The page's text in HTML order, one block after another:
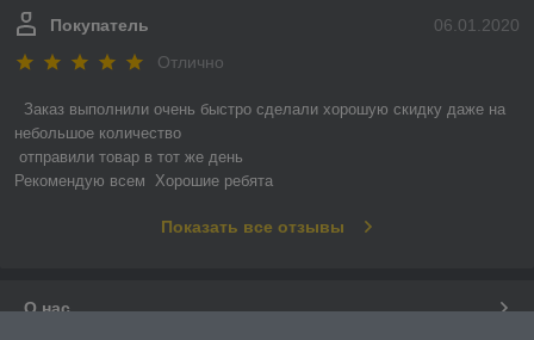
06.01.2020
Покупатель
Отлично
Заказ выполнили очень быстро сделали хорошую скидку даже на
небольшое количество
Рекомендую всем  Хорошие ребята
Показать все отзывы
О нас